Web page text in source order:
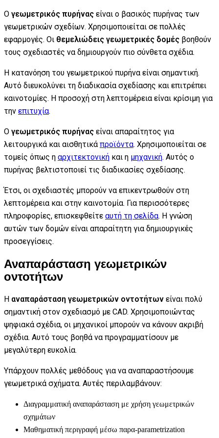
Ο γεωμετρικός πυρήνας είναι ο βασικός πυρήνας των
γεωμετρικών σχεδίων. Χρησιμοποιείται σε πολλές
εφαρμογές. Οι θεμελιώδεις γεωμετρικές δομές βοηθούν
τους σχεδιαστές να δημιουργούν πιο σύνθετα σχέδια.
Η κατανόηση του γεωμετρικού πυρήνα είναι σημαντική.
Αυτό διευκολύνει τη διαδικασία σχεδίασης και επιτρέπει
καινοτομίες. Η προσοχή στη λεπτομέρεια είναι κρίσιμη για
την επιτυχία.
Ο γεωμετρικός πυρήνας είναι απαραίτητος για
λειτουργικά και αισθητικά προϊόντα. Χρησιμοποιείται σε
τομείς όπως η αρχιτεκτονική και η μηχανική. Αυτός ο
πυρήνας βελτιστοποιεί τις διαδικασίες σχεδίασης.
Έτσι, οι σχεδιαστές μπορούν να επικεντρωθούν στη
λεπτομέρεια και στην καινοτομία. Για περισσότερες
πληροφορίες, επισκεφθείτε αυτή τη σελίδα. Η γνώση
αυτών των δομών είναι απαραίτητη για δημιουργικές
προσεγγίσεις.
Αναπαράσταση γεωμετρικών
οντοτήτων
Η αναπαράσταση γεωμετρικών οντοτήτων είναι πολύ
σημαντική στον σχεδιασμό με CAD. Χρησιμοποιώντας
ψηφιακά σχέδια, οι μηχανικοί μπορούν να κάνουν ακριβή
σχέδια. Αυτό τους βοηθά να προγραμματίσουν με
μεγαλύτερη ευκολία.
Υπάρχουν πολλές μεθόδους για να αναπαραστήσουμε
γεωμετρικά σχήματα. Αυτές περιλαμβάνουν:
Διαγραμματική αναπαράσταση με χρήση γεωμετρικών
σχημάτων
Μαθηματική περιγραφή μέσω παρα-parametrization